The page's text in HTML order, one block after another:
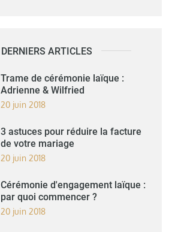
DERNIERS ARTICLES
Trame de cérémonie laïque :
Adrienne & Wilfried
20 juin 2018
3 astuces pour réduire la facture
de votre mariage
20 juin 2018
Cérémonie d'engagement laïque :
par quoi commencer ?
20 juin 2018